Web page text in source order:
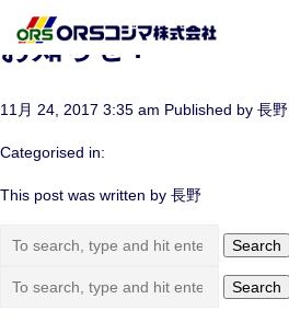
お知らせ4
11月 24, 2017 3:35 am Published by 長野
Categorised in:
This post was written by 長野
Search
Search